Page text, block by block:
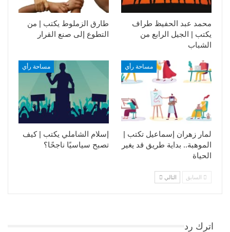
طارق الزملوط يكتب | من
التطوع إلى صنع القرار
محمد عبد الحفيظ طراف
يكتب | الجيل الرابع من
الشباب
مساحة رأي
إسلام الشاملي يكتب | كيف
تصبح سياسيًا ناجحًا؟
مساحة رأي
لمار زهران إسماعيل تكتب |
الموهبة.. بداية طريق قد يغير
الحياة
السابق التالي
اترك رد